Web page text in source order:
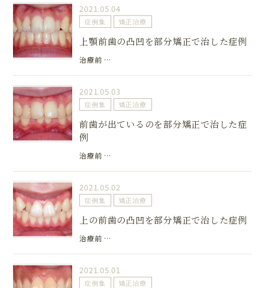
2021.05.04
症例集 矯正治療
上顎前歯の凸凹を部分矯正で治した症例
治療前 …
2021.05.03
症例集 矯正治療
前歯が出ているのを部分矯正で治した症
例
治療前 …
2021.05.02
症例集 矯正治療
上の前歯の凸凹を部分矯正で治した症例
治療前 …
2021.05.01
症例集 矯正治療